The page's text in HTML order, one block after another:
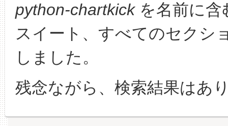
python-chartkickを名前に含
スイート、すべてのセクシ
しました。
残念ながら、検索結果はあ